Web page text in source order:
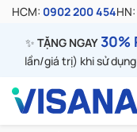
HCM: 0902 200 454HN:
✨ TẶNG NGAY30%
lần/giá trị) khi sử